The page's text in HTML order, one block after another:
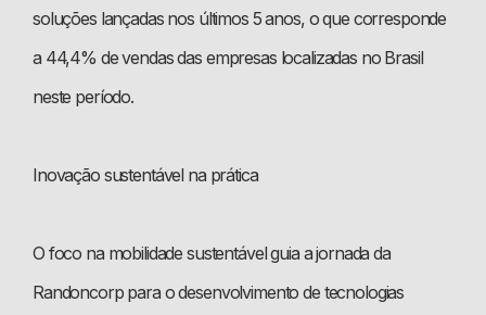
soluções lançadas nos últimos 5 anos, o que corresponde
a 44,4% de vendas das empresas localizadas no Brasil
neste período.
Inovação sustentável na prática
O foco na mobilidade sustentável guia a jornada da
Randoncorp para o desenvolvimento de tecnologias